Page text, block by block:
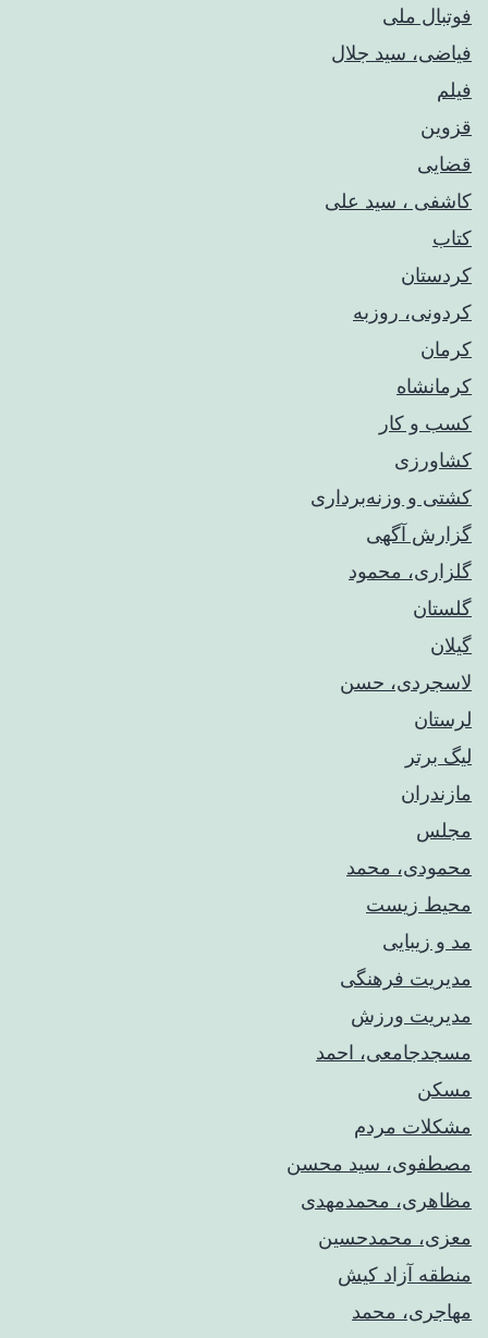
فوتبال ملی
فیاضی، سید جلال
فیلم
قزوین
قضایی
کاشفی ، سید علی
کتاب
کردستان
کردونی، روزبه
کرمان
کرمانشاه
کسب و کار
کشاورزی
کشتی و وزنه‌برداری
گزارش آگهی
گلزاری، محمود
گلستان
گیلان
لاسجردی، حسن
لرستان
لیگ برتر
مازندران
مجلس
محمودی، محمد
محیط زیست
مد و زیبایی
مدیریت فرهنگی
مدیریت ورزش
مسجدجامعی، احمد
مسکن
مشکلات مردم
مصطفوی، سید محسن
مظاهری، محمدمهدی
معزی، محمدحسین
منطقه آزاد کیش
مهاجری، محمد